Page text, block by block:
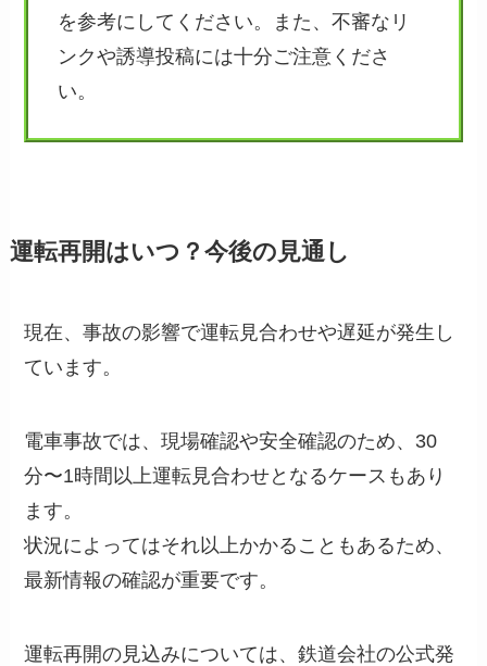
を参考にしてください。また、不審なリ
ンクや誘導投稿には十分ご注意くださ
い。
運転再開はいつ？今後の見通し
現在、事故の影響で運転見合わせや遅延が発生し
ています。
電車事故では、現場確認や安全確認のため、30
分〜1時間以上運転見合わせとなるケースもあり
ます。
状況によってはそれ以上かかることもあるため、
最新情報の確認が重要です。
運転再開の見込みについては、鉄道会社の公式発